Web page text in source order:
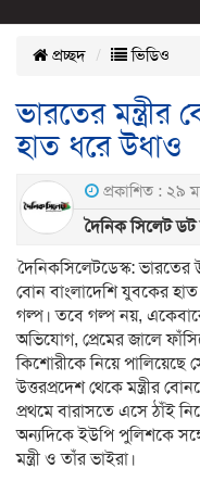
প্রচ্ছদ ভিডিও
ভারতের মন্ত্রীর
হাত ধরে উধাও
প্রকাশিত : ২৯
দৈনিক সিলেট
দৈনিকসিলেটডেস্ক: ভারতের
বোন বাংলাদেশি যুবকের
গল্প। তবে গল্প নয়,
অভিযোগ, প্রেমের জালে
কিশোরীকে নিয়ে
উত্তরপ্রদেশ থেকে মন্ত্রীর
প্রথমে বারাসতে এসে ঠাঁই
অন্যদিকে ইউপি পুলিশকে
মন্ত্রী ও তাঁর ভাইরা।